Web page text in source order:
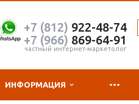
+7 (812) 922-48-74
+7 (966) 869-64-91
частный интернет-маркетолог
ИНФОРМАЦИЯ ...